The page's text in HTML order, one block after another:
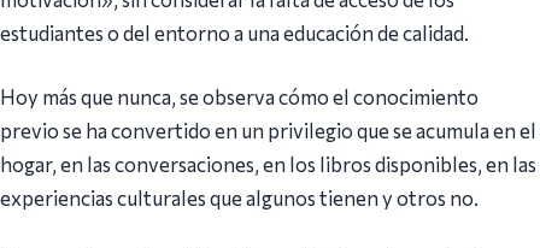
estudiantes o del entorno a una educación de calidad.
Hoy más que nunca, se observa cómo el conocimiento
previo se ha convertido en un privilegio que se acumula en el
hogar, en las conversaciones, en los libros disponibles, en las
experiencias culturales que algunos tienen y otros no.